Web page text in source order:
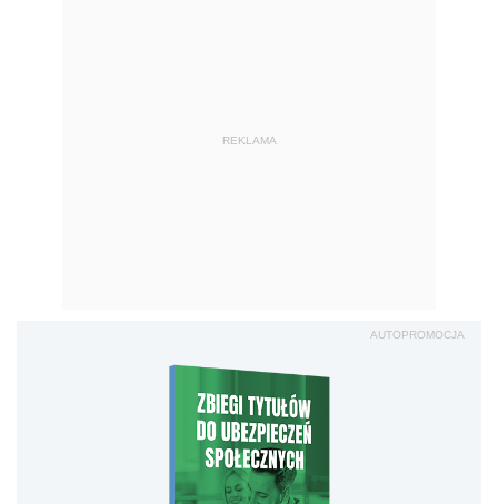
REKLAMA
AUTOPROMOCJA